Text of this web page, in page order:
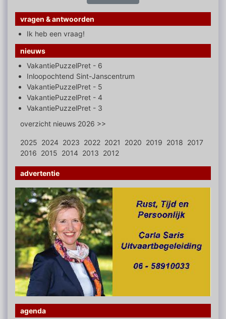
vragen & antwoorden
Ik heb een vraag!
nieuws
VakantiePuzzelPret - 6
Inloopochtend Sint-Janscentrum
VakantiePuzzelPret - 5
VakantiePuzzelPret - 4
VakantiePuzzelPret - 3
overzicht nieuws 2026 >>
2025 2024 2023 2022 2021 2020 2019 2018 2017
2016 2015 2014 2013 2012
advertentie
agenda